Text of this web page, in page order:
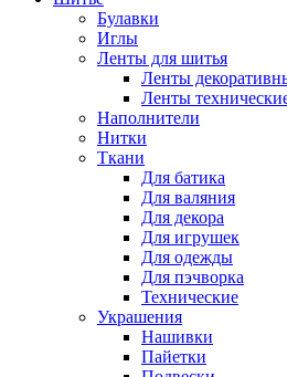
Булавки
Иглы
Ленты для шитья
Ленты
Ленты
Наполнители
Нитки
Ткани
Для батика
Для валяния
Для декора
Для игрушек
Для одежды
Для пэчворка
Технические
Украшения
Нашивки
Пайетки